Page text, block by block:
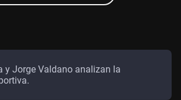
y Jorge Valdano analizan la